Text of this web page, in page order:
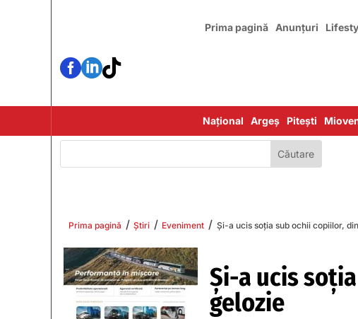
Prima pagină Anunțuri

Național Argeș Pitești
Prima pagină / Știri / Eveniment / Și-a ucis soția sub ochii copiilor,
Și-a ucis
gelozie